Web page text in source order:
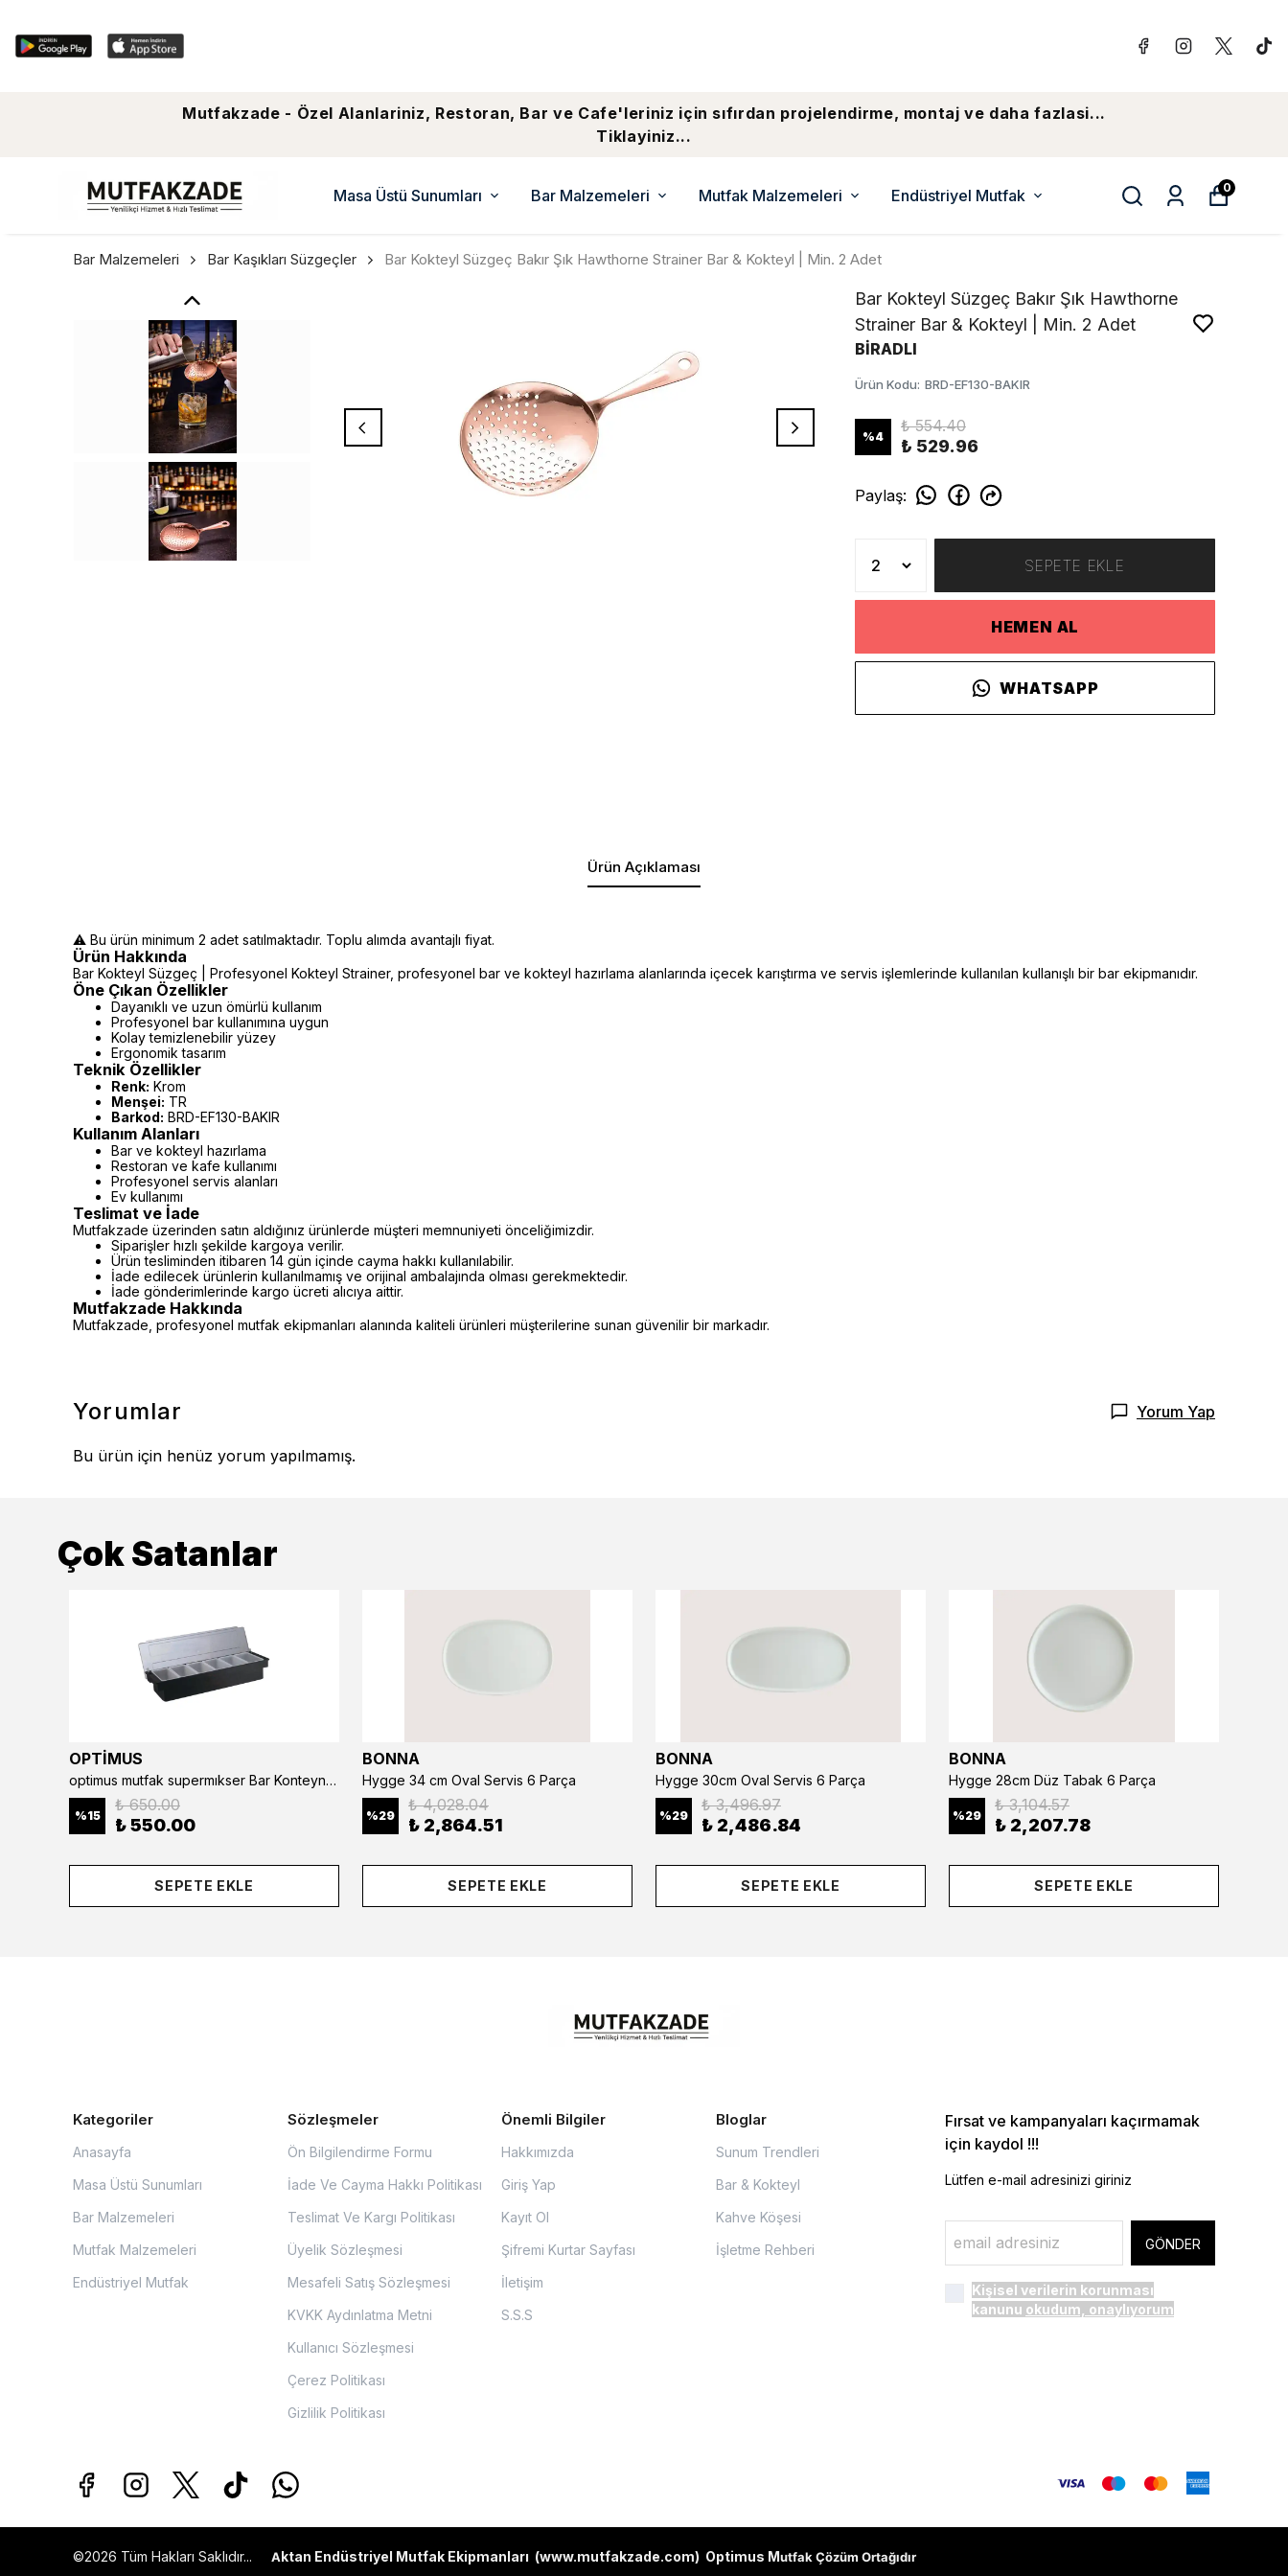
Mutfakzade - Özel Alanlariniz, Restoran, Bar ve Cafe'leriniz için sıfırdan projelendirme, montaj ve daha fazlasi...
Tiklayiniz...
Masa Üstü Sunumları Bar Malzemeleri Mutfak Malzemeleri Endüstriyel Mutfak 0
Bar Malzemeleri Bar Kaşıkları Süzgeçler Bar Kokteyl Süzgeç Bakır Şık Hawthorne Strainer Bar & Kokteyl | Min. 2 Adet
Bar Kokteyl Süzgeç Bakır Şık Hawthorne
Strainer Bar & Kokteyl | Min. 2 Adet
BİRADLI
Ürün Kodu: BRD-EF130-BAKIR
%4
₺ 554.40
₺ 529.96
Paylaş:
SEPETE EKLE
HEMEN AL
WHATSAPP
Ürün Açıklaması
⚠️ Bu ürün minimum 2 adet satılmaktadır. Toplu alımda avantajlı fiyat.
Ürün Hakkında
Bar Kokteyl Süzgeç | Profesyonel Kokteyl Strainer, profesyonel bar ve kokteyl hazırlama alanlarında içecek karıştırma ve servis işlemlerinde kullanılan kullanışlı bir bar ekipmanıdır.
Öne Çıkan Özellikler
Dayanıklı ve uzun ömürlü kullanım
Profesyonel bar kullanımına uygun
Kolay temizlenebilir yüzey
Ergonomik tasarım
Teknik Özellikler
Renk: Krom
Menşei: TR
Barkod: BRD-EF130-BAKIR
Kullanım Alanları
Bar ve kokteyl hazırlama
Restoran ve kafe kullanımı
Profesyonel servis alanları
Ev kullanımı
Teslimat ve İade
Mutfakzade üzerinden satın aldığınız ürünlerde müşteri memnuniyeti önceliğimizdir.
Siparişler hızlı şekilde kargoya verilir.
Ürün tesliminden itibaren 14 gün içinde cayma hakkı kullanılabilir.
İade edilecek ürünlerin kullanılmamış ve orijinal ambalajında olması gerekmektedir.
İade gönderimlerinde kargo ücreti alıcıya aittir.
Mutfakzade Hakkında
Mutfakzade, profesyonel mutfak ekipmanları alanında kaliteli ürünleri müşterilerine sunan güvenilir bir markadır.
Yorumlar Yorum Yap
Bu ürün için henüz yorum yapılmamış.
Çok Satanlar
OPTİMUS
optimus mutfak supermıkser Bar Konteyner 6'lı 50×16×9 cm Kapaklı Polikarbon Organizer Bar & Kafe
%15
₺ 650.00
₺ 550.00
SEPETE EKLE
BONNA
Hygge 34 cm Oval Servis 6 Parça
%29
₺ 4,028.04
₺ 2,864.51
SEPETE EKLE
BONNA
Hygge 30cm Oval Servis 6 Parça
%29
₺ 3,496.97
₺ 2,486.84
SEPETE EKLE
BONNA
Hygge 28cm Düz Tabak 6 Parça
%29
₺ 3,104.57
₺ 2,207.78
SEPETE EKLE
Kategoriler
Anasayfa
Masa Üstü Sunumları
Bar Malzemeleri
Mutfak Malzemeleri
Endüstriyel Mutfak
Sözleşmeler
Ön Bilgilendirme Formu
İade Ve Cayma Hakkı Politikası
Teslimat Ve Kargı Politikası
Üyelik Sözleşmesi
Mesafeli Satış Sözleşmesi
KVKK Aydınlatma Metni
Kullanıcı Sözleşmesi
Çerez Politikası
Gizlilik Politikası
Önemli Bilgiler
Hakkımızda
Giriş Yap
Kayıt Ol
Şifremi Kurtar Sayfası
İletişim
S.S.S
Bloglar
Sunum Trendleri
Bar & Kokteyl
Kahve Köşesi
İşletme Rehberi
Fırsat ve kampanyaları kaçırmamak
için kaydol !!!
Lütfen e-mail adresinizi giriniz
GÖNDER
Kişisel verilerin korunması
kanunu okudum, onaylıyorum
©2026 Tüm Hakları Saklıdır... Aktan Endüstriyel Mutfak Ekipmanları (www.mutfakzade.com) Optimus Mutfak Çözüm Ortağıdır